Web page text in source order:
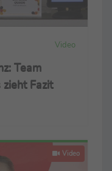
Video
Team
Fazit
Video